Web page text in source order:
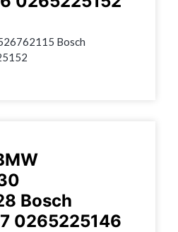
Bosch
Bosch
0265225146